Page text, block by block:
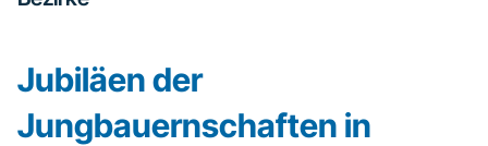
Jubiläen der
Jungbauernschaften in